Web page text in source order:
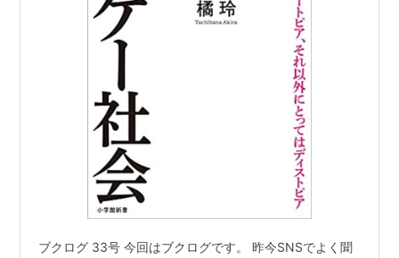
ブクログ 33号 今回はブクログです。 昨今SNSでよく聞